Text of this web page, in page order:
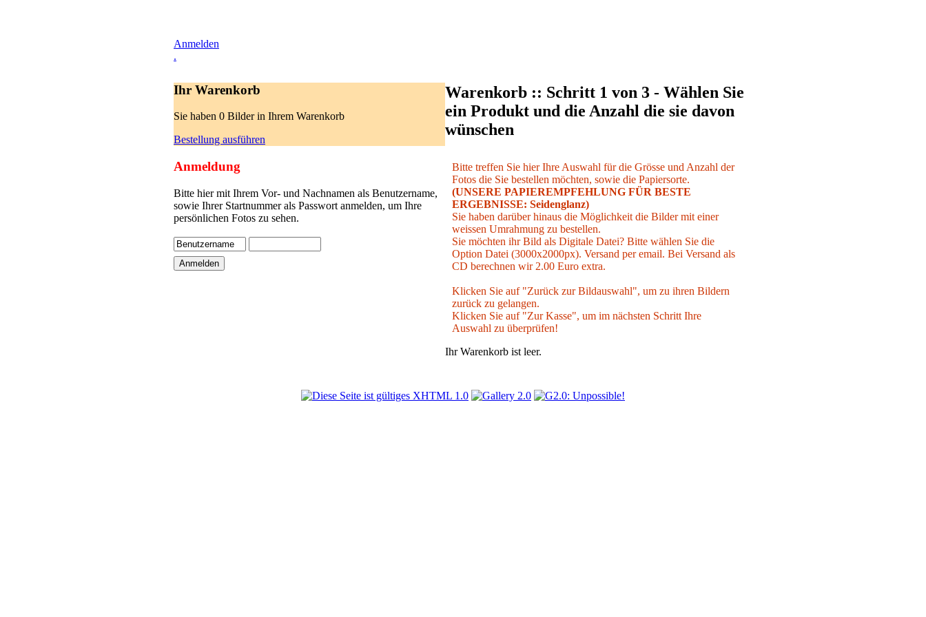
Anmelden
.
Ihr Warenkorb
Sie haben 0 Bilder in Ihrem Warenkorb
Bestellung ausführen
Anmeldung
Bitte hier mit Ihrem Vor- und Nachnamen als Benutzername,
sowie Ihrer Startnummer als Passwort anmelden, um Ihre
persönlichen Fotos zu sehen.
Warenkorb :: Schritt 1 von 3 - Wählen Sie
ein Produkt und die Anzahl die sie davon
wünschen
Bitte treffen Sie hier Ihre Auswahl für die Grösse und Anzahl der
Fotos die Sie bestellen möchten, sowie die Papiersorte.
(UNSERE PAPIEREMPFEHLUNG FÜR BESTE
ERGEBNISSE: Seidenglanz)
Sie haben darüber hinaus die Möglichkeit die Bilder mit einer
weissen Umrahmung zu bestellen.
Sie möchten ihr Bild als Digitale Datei? Bitte wählen Sie die
Option Datei (3000x2000px). Versand per email. Bei Versand als
CD berechnen wir 2.00 Euro extra.
Klicken Sie auf "Zurück zur Bildauswahl", um zu ihren Bildern
zurück zu gelangen.
Klicken Sie auf "Zur Kasse", um im nächsten Schritt Ihre
Auswahl zu überprüfen!
Ihr Warenkorb ist leer.